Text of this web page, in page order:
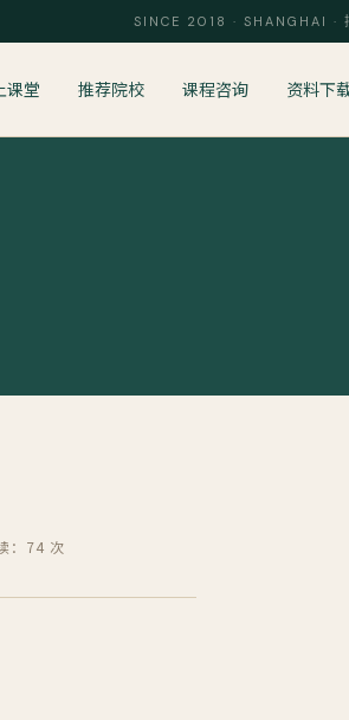
SINCE 2018 · SHANGHAI ·
课堂 推荐院校 课程咨询 资料下
：74 次